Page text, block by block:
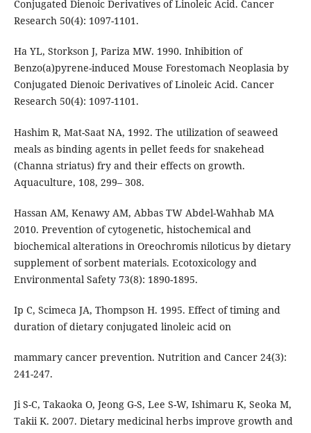
Conjugated Dienoic Derivatives of Linoleic Acid. Cancer
Research 50(4): 1097-1101.
Ha YL, Storkson J, Pariza MW. 1990. Inhibition of
Benzo(a)pyrene-induced Mouse Forestomach Neoplasia by
Conjugated Dienoic Derivatives of Linoleic Acid. Cancer
Research 50(4): 1097-1101.
Hashim R, Mat-Saat NA, 1992. The utilization of seaweed
meals as binding agents in pellet feeds for snakehead
(Channa striatus) fry and their effects on growth.
Aquaculture, 108, 299– 308.
Hassan AM, Kenawy AM, Abbas TW Abdel-Wahhab MA
2010. Prevention of cytogenetic, histochemical and
biochemical alterations in Oreochromis niloticus by dietary
supplement of sorbent materials. Ecotoxicology and
Environmental Safety 73(8): 1890-1895.
Ip C, Scimeca JA, Thompson H. 1995. Effect of timing and
duration of dietary conjugated linoleic acid on
mammary cancer prevention. Nutrition and Cancer 24(3):
241-247.
Ji S-C, Takaoka O, Jeong G-S, Lee S-W, Ishimaru K, Seoka M,
Takii K. 2007. Dietary medicinal herbs improve growth and